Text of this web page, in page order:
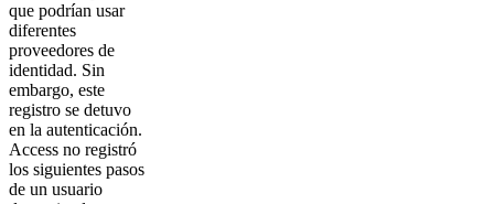
que podrían usar
diferentes
proveedores de
identidad. Sin
embargo, este
registro se detuvo
en la autenticación.
Access no registró
los siguientes pasos
de un usuario